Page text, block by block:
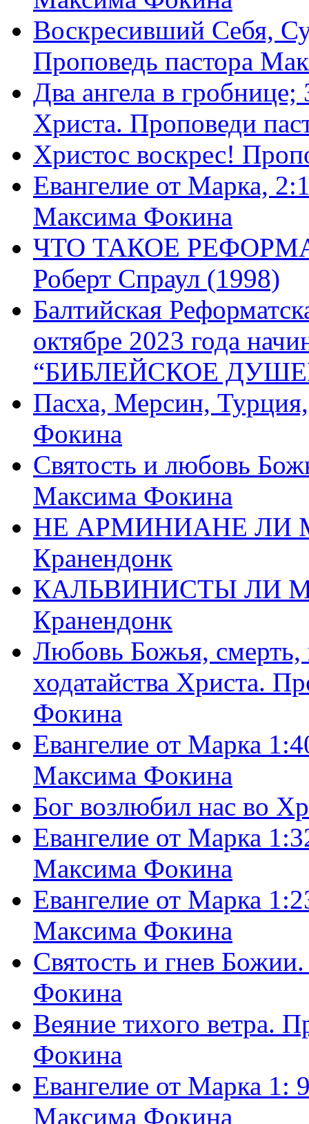
Воскресивший Себя,
Проповедь пастора
Два ангела в
Христа. Проповеди
Христос воскрес!
Евангелие от Марка,
Максима Фокина
ЧТО ТАКОЕ
Роберт Спраул (1998)
Балтийская
октябре 2023 года
“БИБЛЕЙСКОЕ
Пасха, Мерсин,
Фокина
Святость и любовь
Максима Фокина
НЕ АРМИНИАНЕ ЛИ
Кранендонк
КАЛЬВИНИСТЫ ЛИ
Кранендонк
Любовь Божья, смерть,
ходатайства Христа.
Фокина
Евангелие от Марка
Максима Фокина
Бог возлюбил нас во
Евангелие от Марка
Максима Фокина
Евангелие от Марка
Максима Фокина
Святость и гнев
Фокина
Веяние тихого ветра.
Фокина
Евангелие от Марка 1:
Максима Фокина